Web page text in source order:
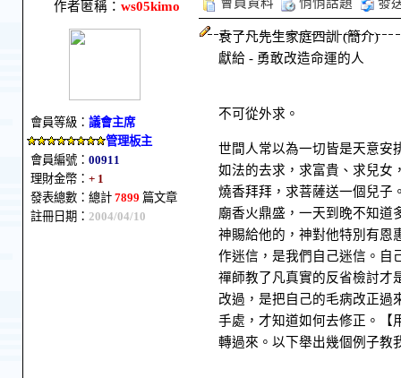
作者匿稱： ws05kimo
會員等級： 議會主席
管理板主
會員編號： 00911
理財金幣： + 1
發表總數：總計 7899 篇文章
註冊日期： 2004/04/10
袁了凡先生家庭四訓 (簡介)
獻給 - 勇敢改造命運的人
不可從外求。
世間人常以為一切皆是天意安
如法的去求，求富貴、求兒女
燒香拜拜，求菩薩送一個兒子
廟香火鼎盛，一天到晚不知道
神賜給他的，神對他特別有恩
作迷信，是我們自己迷信。自
禪師教了凡真實的反省檢討才
改過，是把自己的毛病改正過
手處，才知道如何去修正。【
轉過來。以下舉出幾個例子教